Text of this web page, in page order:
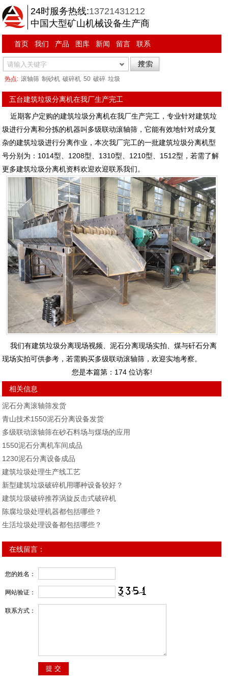
24时服务热线:13721431212
中国大型矿山机械设备生产商
首页 我们 产品 图库 新闻 留言 联系
热点: 滚轴筛 制砂机 破碎机 50 破碎 垃圾
五台建筑垃圾分离机在我厂生产完工
近期客户定购的建筑垃圾分离机在我厂生产完工，专业针对建筑垃
圾进行分离和分拣的机器叫多级联动滚轴筛，它能有效地针对成分复
杂的建筑垃圾进行分离作业，本次我厂完工的一批建筑垃圾分离机型
号分别为：1014型、1208型、1310型、1210型、1512型，若需了解
更多建筑垃圾分离机资料欢迎欢迎联系我们。
我们有建筑垃圾分离现场视频、泥石分离现场实拍、煤与矸石分离
现场实拍可供参考，若需购买多级联动滚轴筛，欢迎实地考察。
您是本篇第： 174位访客!
相关信息
泥石分离滚轴筛发货
青山技术1550泥石分离设备发货
多级联动滚轴筛在砂石料场与煤场的应用
1550泥石分离机车间成品
1230泥石分离设备成品
建筑垃圾处理生产线工艺
新型建筑垃圾破碎机用哪种设备较好？
建筑垃圾破碎推荐涡旋反击式破碎机
陈腐垃圾处理机器都包括哪些？
生活垃圾处理设备都包括哪些？
在线留言：
您的姓名：
网站验证：
联系方式：